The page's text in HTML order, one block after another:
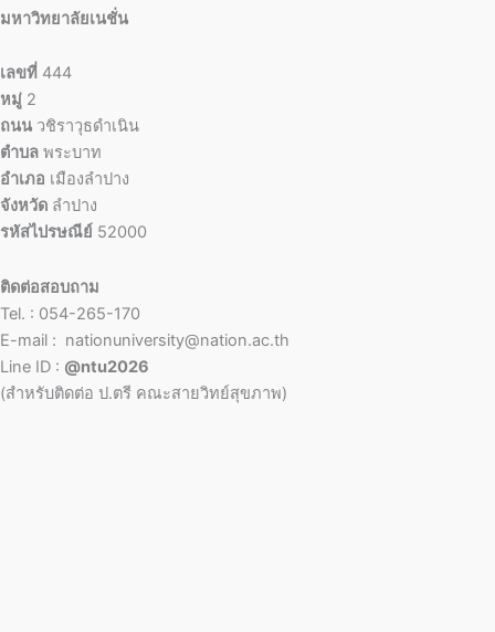
มหาวิทยาลัยเนชั่น
เลขที่ 444
หมู่ 2
ถนน วชิราวุธดำเนิน
ตำบล พระบาท
อำเภอ เมืองลำปาง
จังหวัด ลำปาง
รหัสไปรษณีย์ 52000
ติดต่อสอบถาม
Tel. : 054-265-170
E-mail : nationuniversity@nation.ac.th
Line ID : @ntu2026
(สำหรับติดต่อ ป.ตรี คณะสายวิทย์สุขภาพ)